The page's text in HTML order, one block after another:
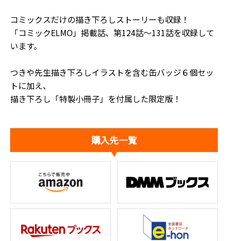
コミックスだけの描き下ろしストーリーも収録！
「コミックELMO」掲載話、第124話～131話を収録して
います。
つきや先生描き下ろしイラストを含む缶バッジ６個セッ
トに加え、
描き下ろし「特製小冊子」を付属した限定版！
購入先一覧